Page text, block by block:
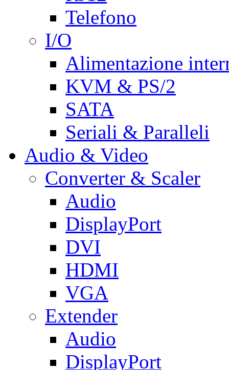
Telefono
I/O
Alimentazione
KVM & PS/2
SATA
Seriali & Paralleli
Audio & Video
Converter & Scaler
Audio
DisplayPort
DVI
HDMI
VGA
Extender
Audio
DisplayPort